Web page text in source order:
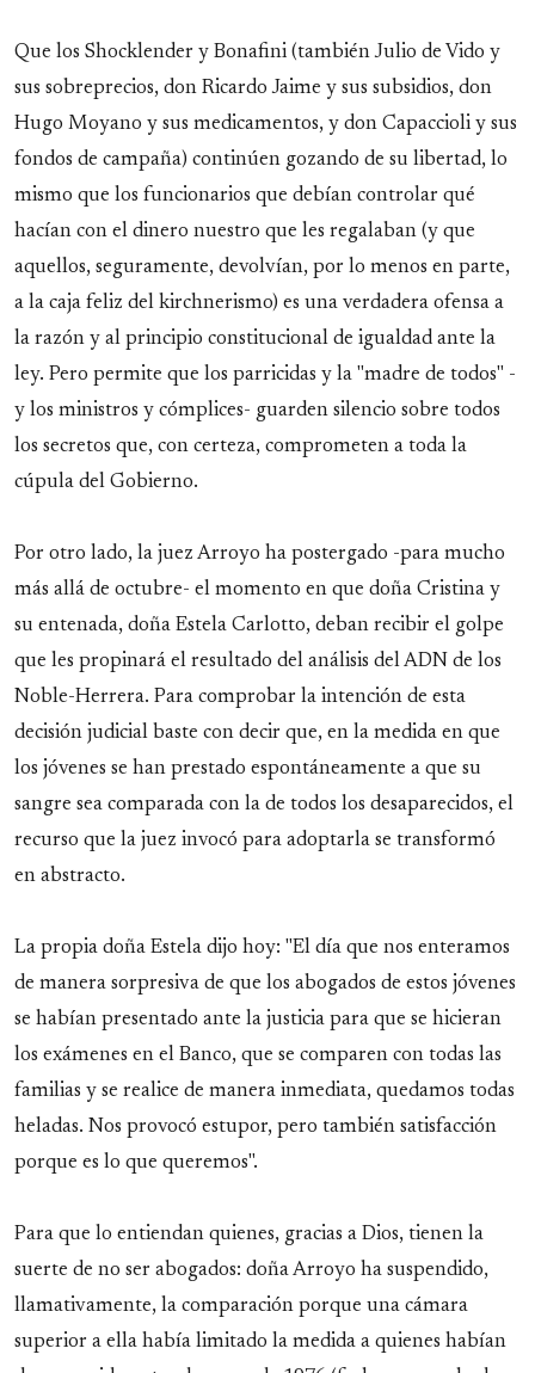
Que los Shocklender y Bonafini (también Julio de Vido y
sus sobreprecios, don Ricardo Jaime y sus subsidios, don
Hugo Moyano y sus medicamentos, y don Capaccioli y sus
fondos de campaña) continúen gozando de su libertad, lo
mismo que los funcionarios que debían controlar qué
hacían con el dinero nuestro que les regalaban (y que
aquellos, seguramente, devolvían, por lo menos en parte,
a la caja feliz del kirchnerismo) es una verdadera ofensa a
la razón y al principio constitucional de igualdad ante la
ley. Pero permite que los parricidas y la "madre de todos" -
y los ministros y cómplices- guarden silencio sobre todos
los secretos que, con certeza, comprometen a toda la
cúpula del Gobierno.
Por otro lado, la juez Arroyo ha postergado -para mucho
más allá de octubre- el momento en que doña Cristina y
su entenada, doña Estela Carlotto, deban recibir el golpe
que les propinará el resultado del análisis del ADN de los
Noble-Herrera. Para comprobar la intención de esta
decisión judicial baste con decir que, en la medida en que
los jóvenes se han prestado espontáneamente a que su
sangre sea comparada con la de todos los desaparecidos, el
recurso que la juez invocó para adoptarla se transformó
en abstracto.
La propia doña Estela dijo hoy: "El día que nos enteramos
de manera sorpresiva de que los abogados de estos jóvenes
se habían presentado ante la justicia para que se hicieran
los exámenes en el Banco, que se comparen con todas las
familias y se realice de manera inmediata, quedamos todas
heladas. Nos provocó estupor, pero también satisfacción
porque es lo que queremos".
Para que lo entiendan quienes, gracias a Dios, tienen la
suerte de no ser abogados: doña Arroyo ha suspendido,
llamativamente, la comparación porque una cámara
superior a ella había limitado la medida a quienes habían